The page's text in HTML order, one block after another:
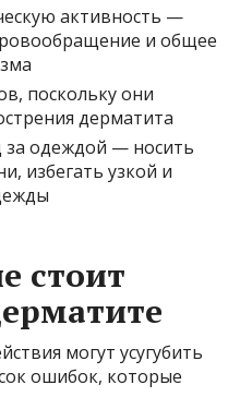
активность —
и общее
поскольку они
дерматита
одеждой — носить
избегать узкой и
стоит
могут усугубить
ошибок, которые